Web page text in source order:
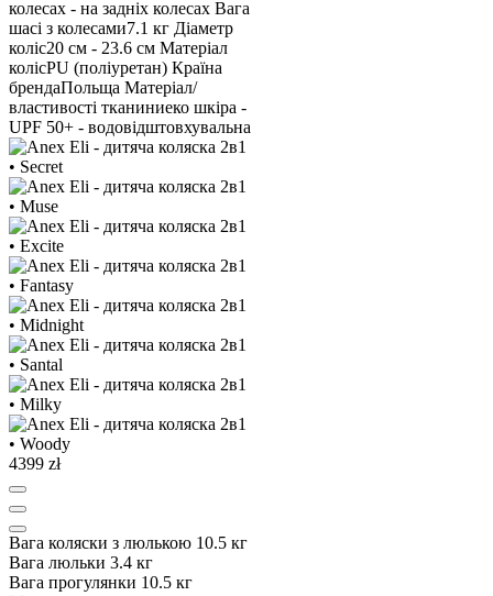
колесах - на задніх колесах Вага
шасі з колесами7.1 кг Діаметр
коліс20 см - 23.6 см Матеріал
колісPU (поліуретан) Країна
брендаПольща Матеріал/
властивості тканиниеко шкіра -
UPF 50+ - водовідштовхувальна
4399 zł
Вага коляски з люлькою 10.5 кг
Вага люльки 3.4 кг
Вага прогулянки 10.5 кг